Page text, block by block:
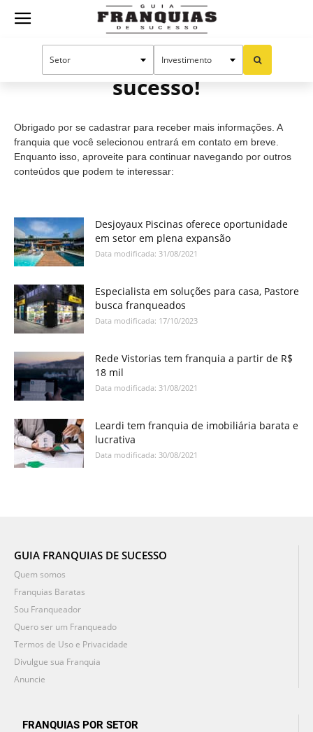
Guia
Cadastro efetuado com
sucesso!
Obrigado por se cadastrar para receber mais informações. A
franquia que você selecionou entrará em contato em breve.
Enquanto isso, aproveite para continuar navegando por outros
conteúdos que podem te interessar:
Desjoyaux Piscinas oferece oportunidade
em setor em plena expansão
Data modificada: 31/08/2021
Especialista em soluções para casa, Pastore
busca franqueados
Data modificada: 17/10/2023
Rede Vistorias tem franquia a partir de R$
18 mil
Data modificada: 31/08/2021
Leardi tem franquia de imobiliária barata e
lucrativa
Data modificada: 30/08/2021
GUIA FRANQUIAS DE SUCESSO
Quem somos
Franquias Baratas
Sou Franqueador
Quero ser um Franqueado
Termos de Uso e Privacidade
Divulgue sua Franquia
Anuncie
FRANQUIAS POR SETOR